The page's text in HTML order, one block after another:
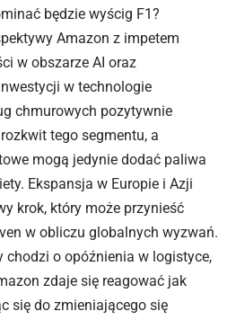
będzie wyścig F1?
Amazon z impetem
w obszarze AI oraz
w technologie
chmurowych pozytywnie
tego segmentu, a
mogą jedynie dodać paliwa
Ekspansja w Europie i Azji
krok, który może przynieść
w obliczu globalnych wyzwań.
chodzi o opóźnienia w logistyce,
zdaje się reagować jak
się do zmieniającego się